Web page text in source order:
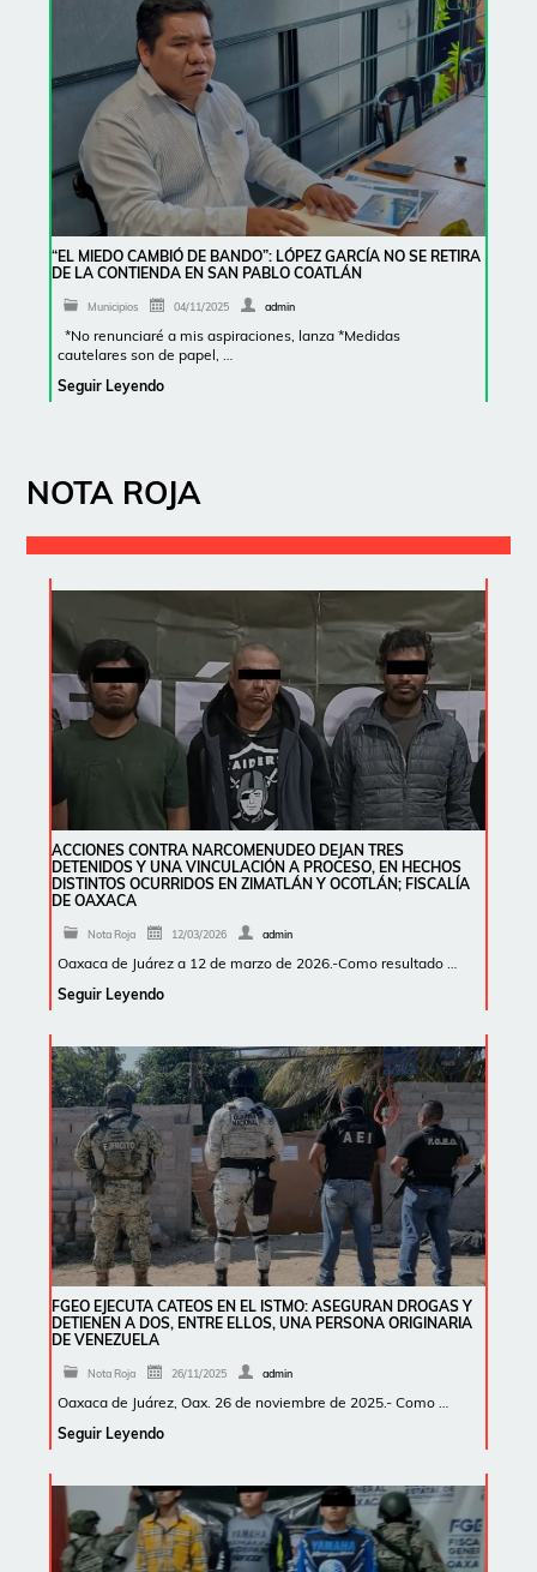
“EL MIEDO CAMBIÓ DE BANDO”: LÓPEZ GARCÍA NO SE RETIRA
DE LA CONTIENDA EN SAN PABLO COATLÁN
Municipios 04/11/2025 admin
*No renunciaré a mis aspiraciones, lanza *Medidas
cautelares son de papel, …
Seguir Leyendo
NOTA ROJA
ACCIONES CONTRA NARCOMENUDEO DEJAN TRES
DETENIDOS Y UNA VINCULACIÓN A PROCESO, EN HECHOS
DISTINTOS OCURRIDOS EN ZIMATLÁN Y OCOTLÁN; FISCALÍA
DE OAXACA
Nota Roja 12/03/2026 admin
Oaxaca de Juárez a 12 de marzo de 2026.-Como resultado …
Seguir Leyendo
FGEO EJECUTA CATEOS EN EL ISTMO: ASEGURAN DROGAS Y
DETIENEN A DOS, ENTRE ELLOS, UNA PERSONA ORIGINARIA
DE VENEZUELA
Nota Roja 26/11/2025 admin
Oaxaca de Juárez, Oax. 26 de noviembre de 2025.- Como …
Seguir Leyendo